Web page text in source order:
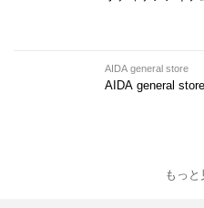
AIDA general store
AIDA general
もっと